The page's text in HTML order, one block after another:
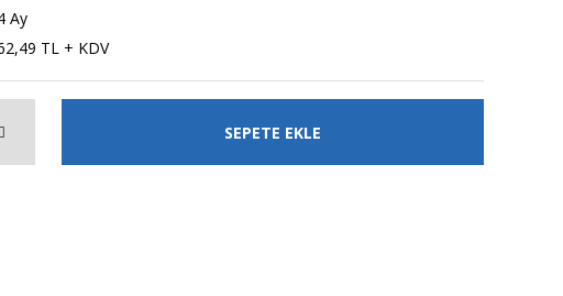
Ay
TL + KDV
SEPETE EKLE